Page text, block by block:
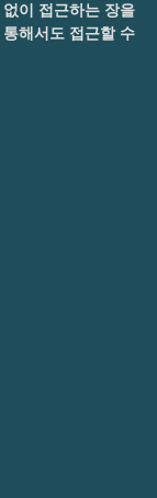
이 접근하는 장을
해서도 접근할 수